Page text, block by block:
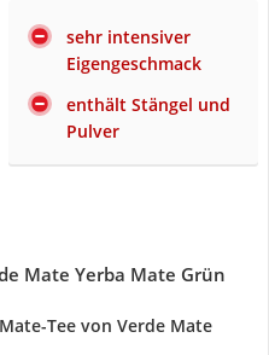
sehr intensiver
Eigengeschmack
enthält Stängel und
Pulver
Mate Yerba Mate Grün
Tee von Verde Mate